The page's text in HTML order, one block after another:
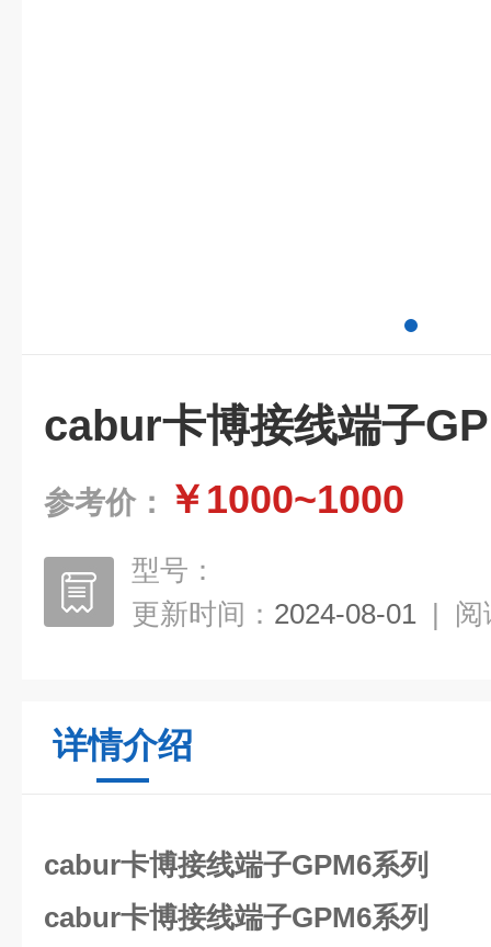
cabur卡博接线端子
参考价： ￥1000~1000
型号：
更新时间： 2024-08-01 | 阅
详情介绍
cabur卡博接线端子GPM6系列
cabur卡博接线端子GPM6系列